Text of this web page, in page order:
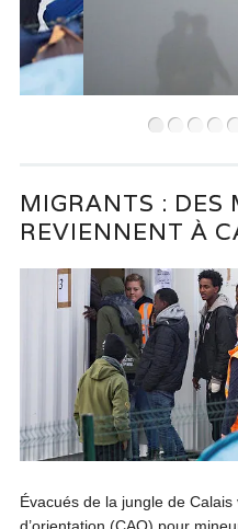
•••••
MIGRANTS : DES
REVIENNENT À
Évacués de la jungle de